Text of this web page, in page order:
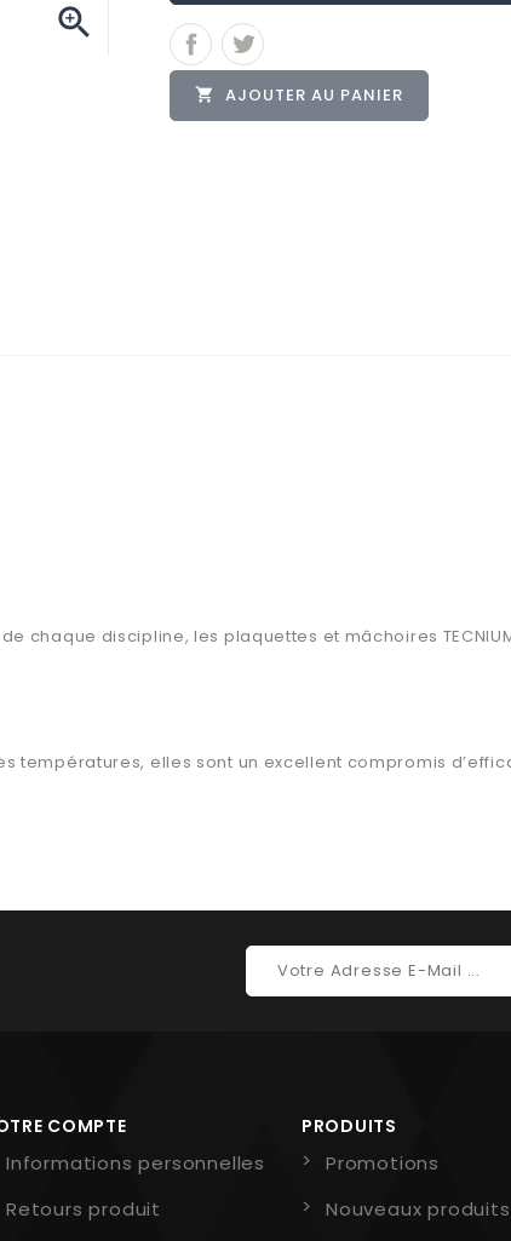

 AJOUTER AU PANIER
chaque discipline, les plaquettes et mâchoires
températures, elles sont un excellent compromis
COMPTE
Informations personnelles
Retours produit
PRODUITS
Promotions
Nouveaux produits